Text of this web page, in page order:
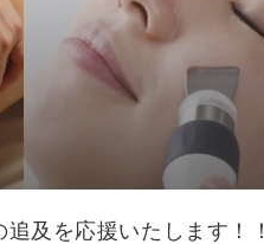
及を応援いたします！！